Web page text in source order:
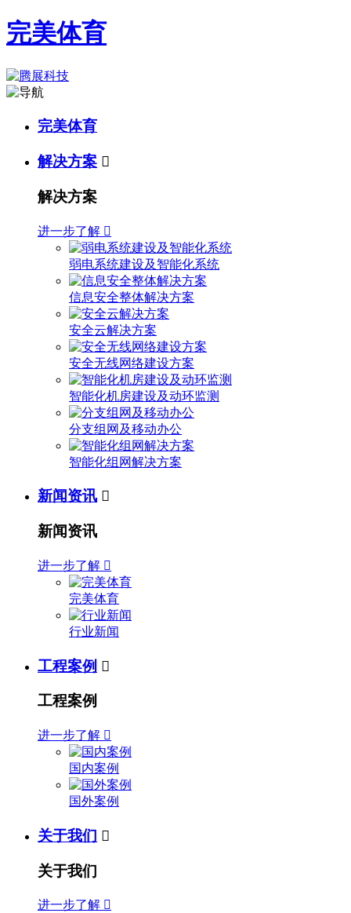
完美体育
完美体育
解决方案 
解决方案
进一步了解 
弱电系统建设及智能化系统
信息安全整体解决方案
安全云解决方案
安全无线网络建设方案
智能化机房建设及动环监测
分支组网及移动办公
智能化组网解决方案
新闻资讯 
新闻资讯
进一步了解 
完美体育
行业新闻
工程案例 
工程案例
进一步了解 
国内案例
国外案例
关于我们 
关于我们
进一步了解 